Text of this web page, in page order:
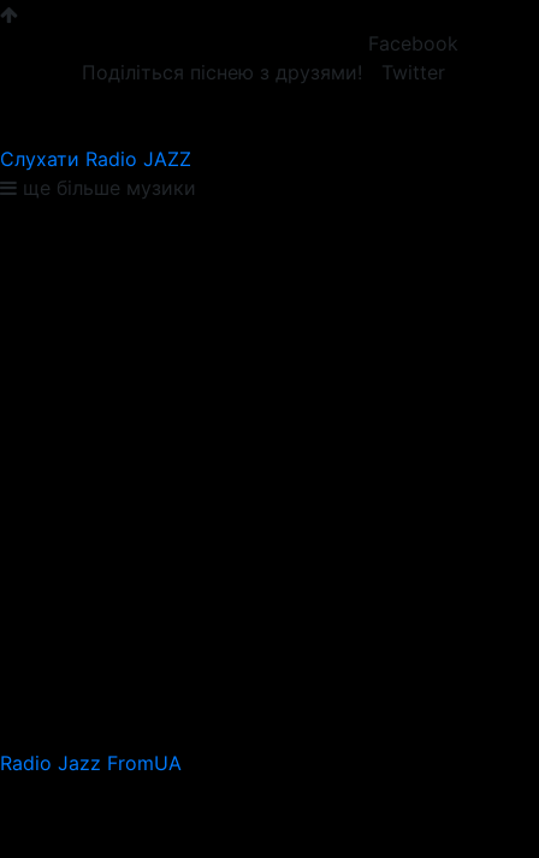
Поділіться піснею з друзями!
Facebook
Twitter
Слухати Radio JAZZ
ще більше музики
Radio Jazz FromUA